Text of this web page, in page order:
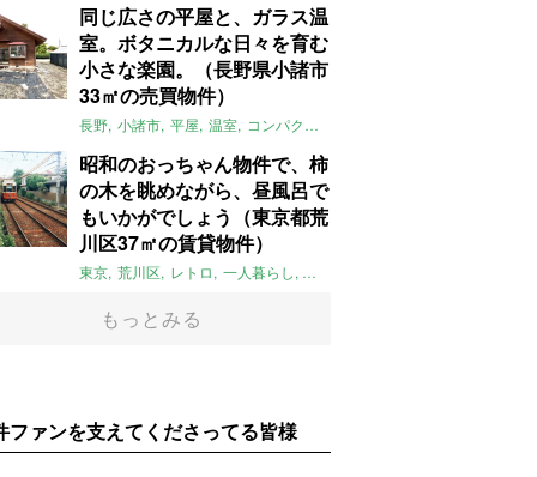
同じ広さの平屋と、ガラス温
室。ボタニカルな日々を育む
小さな楽園。（長野県小諸市
33㎡の売買物件）
長野 小諸市 平屋 温室 コンパクト
昭和のおっちゃん物件で、柿
の木を眺めながら、昼風呂で
もいかがでしょう（東京都荒
川区37㎡の賃貸物件）
東京 荒川区 レトロ 一人暮らし タイル
もっとみる
ファンを支えてくださってる皆様